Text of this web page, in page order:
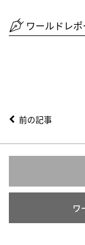
ワールドレ
前の記事
ワ